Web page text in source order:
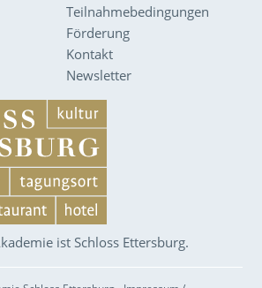
Teilnahmebedingungen
Förderung
Kontakt
Newsletter
ist Schloss Ettersburg.